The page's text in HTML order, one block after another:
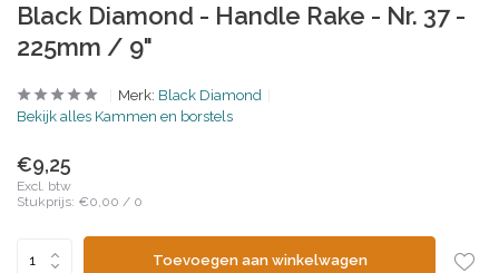
Black Diamond - Handle Rake - Nr. 37 -
225mm / 9"
Merk: Black Diamond
Bekijk alles Kammen en borstels
€9,25
Excl. btw
Stukprijs: €0,00 / 0
Toevoegen aan winkelwagen